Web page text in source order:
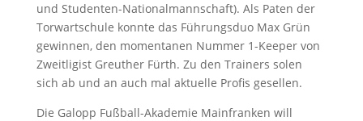
und Studenten-Nationalmannschaft). Als Paten der
Torwartschule konnte das Führungsduo Max Grün
gewinnen, den momentanen Nummer 1-Keeper von
Zweitligist Greuther Fürth. Zu den Trainers solen
sich ab und an auch mal aktuelle Profis gesellen.
Die Galopp Fußball-Akademie Mainfranken will